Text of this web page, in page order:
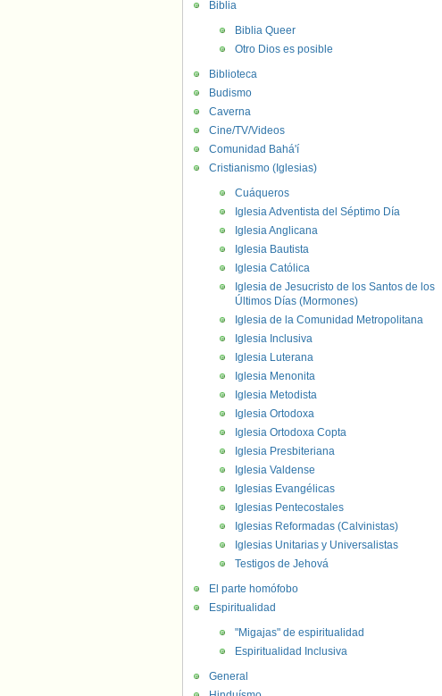
Biblia
Biblia Queer
Otro Dios es posible
Biblioteca
Budismo
Caverna
Cine/TV/Videos
Comunidad Bahá'í
Cristianismo (Iglesias)
Cuáqueros
Iglesia Adventista del Séptimo Día
Iglesia Anglicana
Iglesia Bautista
Iglesia Católica
Iglesia de Jesucristo de los Santos de los
Últimos Días (Mormones)
Iglesia de la Comunidad Metropolitana
Iglesia Inclusiva
Iglesia Luterana
Iglesia Menonita
Iglesia Metodista
Iglesia Ortodoxa
Iglesia Ortodoxa Copta
Iglesia Presbiteriana
Iglesia Valdense
Iglesias Evangélicas
Iglesias Pentecostales
Iglesias Reformadas (Calvinistas)
Iglesias Unitarias y Universalistas
Testigos de Jehová
El parte homófobo
Espiritualidad
"Migajas" de espiritualidad
Espiritualidad Inclusiva
General